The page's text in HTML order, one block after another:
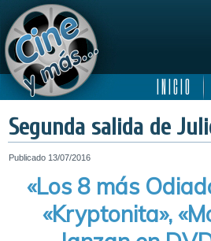
I N I C I O
Segunda salida de
Publicado 13/07/2016
«Los 8 más
«Kryptonita»,